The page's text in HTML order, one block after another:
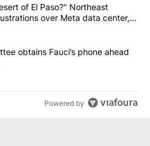
the high desert of El Paso?"
of El Paso?" Northeast
over Meta data center,
subcommittee obtains Fauci’s
obtains Fauci’s phone ahead
Powered by